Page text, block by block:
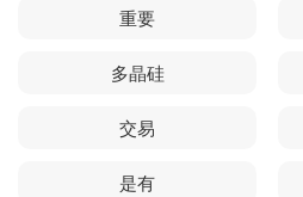
重要
多晶硅
交易
是有